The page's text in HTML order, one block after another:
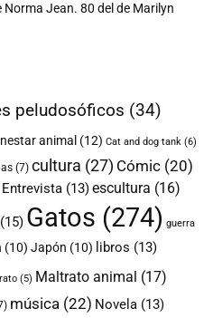
Jean. 80 del de Marilyn
peludosóficos (34)
animal (12) Cat and dog tank (6)
(7) cultura (27) Cómic (20)
Entrevista (13)escultura (16)
(15) Gatos (274) guerra
(10) Japón (10) libros (13)
(5) Maltrato animal (17)
música (22) Novela (13)